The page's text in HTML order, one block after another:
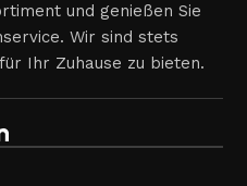
und genießen Sie
Wir sind stets
Ihr Zuhause zu bieten.